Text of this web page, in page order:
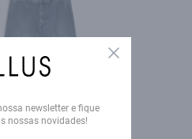
Close
newsletter e fique
nossas novidades!